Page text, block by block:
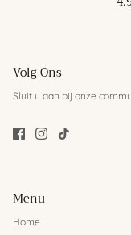
Volg Ons
Sluit u aan bij onze
Menu
Home